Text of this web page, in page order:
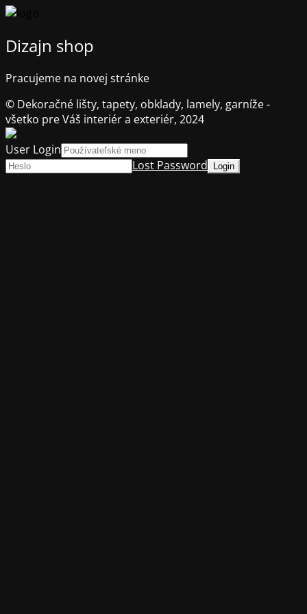
Dizajn shop
Pracujeme na novej stránke
© Dekoračné lišty, tapety, obklady, lamely, garníže -
všetko pre Váš interiér a exteriér, 2024
User Login
Lost Password